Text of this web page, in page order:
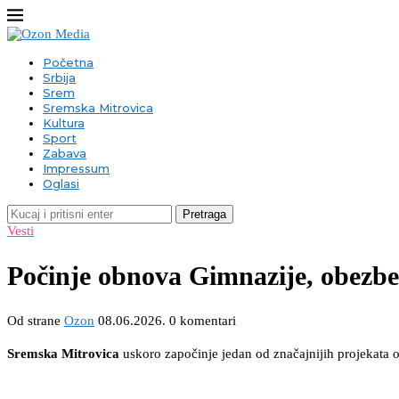
Početna
Srbija
Srem
Sremska Mitrovica
Kultura
Sport
Zabava
Impressum
Oglasi
Pretraga
Vesti
Počinje obnova Gimnazije,
Od strane Ozon 08.06.2026. 0 komentari
Sremska Mitrovica uskoro započinje jedan od značajnijih projekata